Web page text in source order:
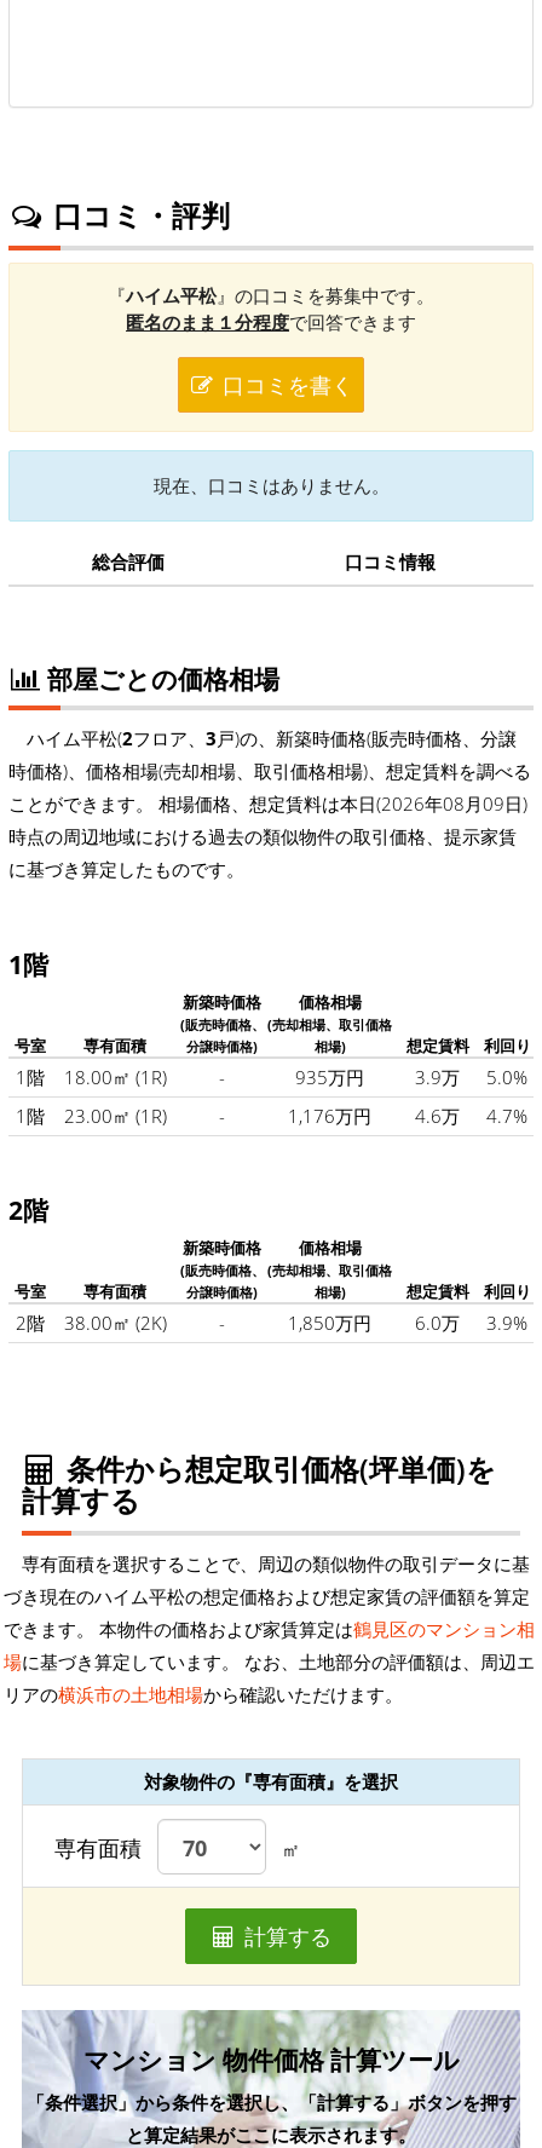
口コミ・評判
『ハイム平松』の口コミを募集中です。
匿名のまま１分程度で回答できます
口コミを書く
現在、口コミはありません。
総合評価 口コミ情報
部屋ごとの価格相場
ハイム平松(2フロア、 3戸)の、新築時価格(販売時価格、分譲
時価格)、価格相場(売却相場、取引価格相場)、想定賃料を調べる
ことができます。 相場価格、想定賃料は本日(2026年08月09日)
時点の周辺地域における過去の類似物件の取引価格、提示家賃
に基づき算定したものです。
1階
号室 専有面積
新築時価格
(販売時価格、
分譲時価格)
価格相場
(売却相場、取引価格
相場)
想定賃料 利回り
1階 18.00㎡ (1R) - 935万円 3.9万
5.0%
1階
23.00㎡ (1R) - 1,176万円 4.6万 4.7%
2階
号室 専有面積
新築時価格
(販売時価格、
分譲時価格)
価格相場
(売却相場、取引価格
相場)
想定賃料 利回り
2階 38.00㎡ (2K) - 1,850万円 6.0万 3.9%
条件から想定取引価格(坪単価)を
計算する
専有面積を選択することで、周辺の類似物件の取引データに基
づき現在のハイム平松の想定価格および想定家賃の評価額を算定
できます。 本物件の価格および家賃算定は鶴見区のマンション相
場に基づき算定しています。 なお、土地部分の評価額は、周辺エ
リアの横浜市の土地相場から確認いただけます。
対象物件の『専有面積』を選択
専有面積 ㎡
計算する
マンション 物件価格 計算ツール
「条件選択」から条件を選択し、「計算する」ボタンを押す
と算定結果がここに表示されます。